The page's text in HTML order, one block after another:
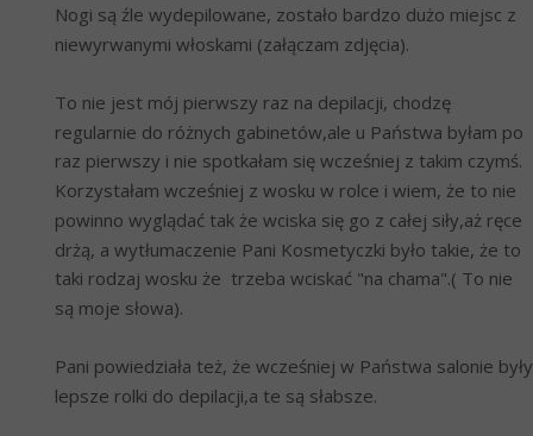
Nogi są źle wydepilowane, zostało bardzo dużo miejsc z
niewyrwanymi włoskami (załączam zdjęcia).
To nie jest mój pierwszy raz na depilacji, chodzę
regularnie do różnych gabinetów,ale u Państwa byłam po
raz pierwszy i nie spotkałam się wcześniej z takim czymś.
Korzystałam wcześniej z wosku w rolce i wiem, że to nie
powinno wyglądać tak że wciska się go z całej siły,aż ręce
drżą, a wytłumaczenie Pani Kosmetyczki było takie, że to
taki rodzaj wosku że  trzeba wciskać "na chama".( To nie
są moje słowa).
Pani powiedziała też, że wcześniej w Państwa salonie były
lepsze rolki do depilacji,a te są słabsze.